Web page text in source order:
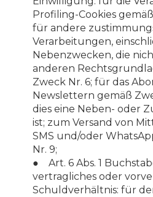
Profiling-Cookies
für andere
Verarbeitungen,
Nebenzwecken, die
anderen
Zweck Nr. 6; für das
Newslettern gemäß
dies eine Neben- oder
ist; zum Versand von
SMS und/oder
Nr. 9;
● Art. 6 Abs. 1
vertragliches oder
Schuldverhältnis: für